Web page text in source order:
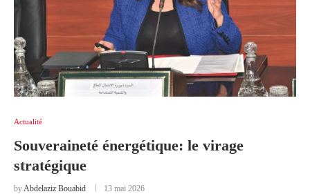
Actualité
Souveraineté énergétique: le virage
stratégique
byAbdelaziz Bouabid 13 mai 2026